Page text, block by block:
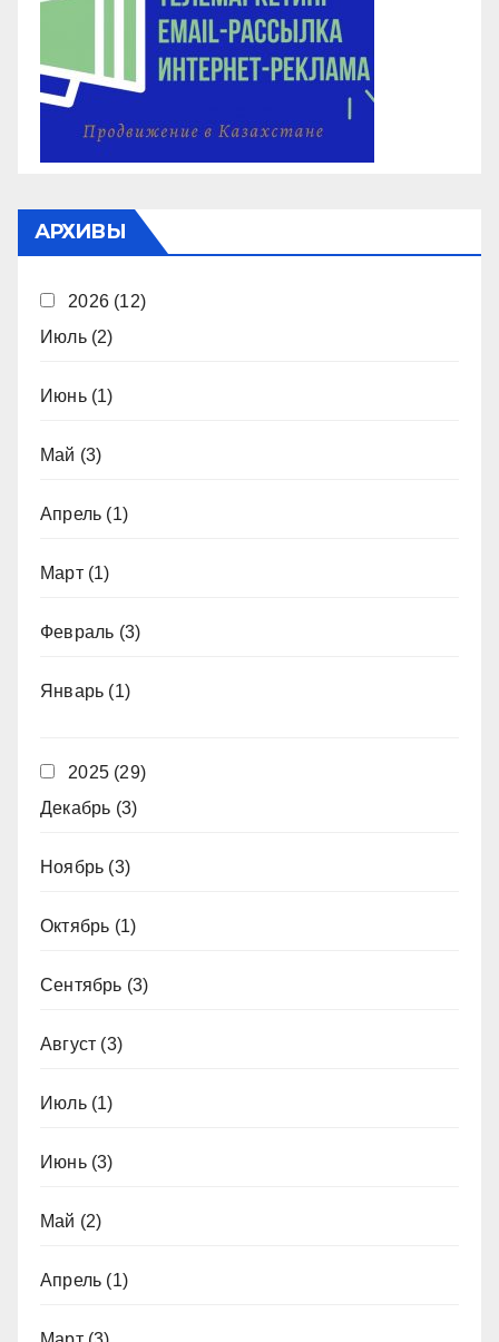
АРХИВЫ
2026 (12)
Июль(2)
Июнь(1)
Май (3)
Апрель (1)
Март(1)
Февраль (3)
Январь (1)
2025 (29)
Декабрь (3)
Ноябрь (3)
Октябрь (1)
Сентябрь (3)
Август (3)
Июль(1)
Июнь(3)
Май (2)
Апрель (1)